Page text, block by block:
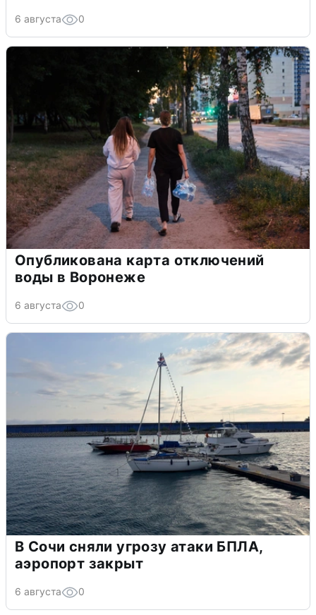
6 августа 0
Опубликована карта отключений
воды в Воронеже
6 августа 0
В Сочи сняли угрозу атаки БПЛА,
аэропорт закрыт
6 августа 0